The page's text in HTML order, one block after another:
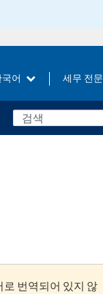
어 세무 전
번역되어 있지 않